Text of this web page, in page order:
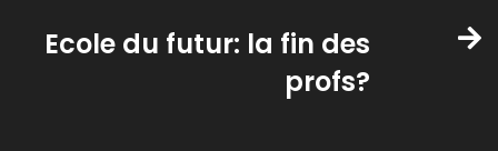
Ecole du futur: la fin des
profs?